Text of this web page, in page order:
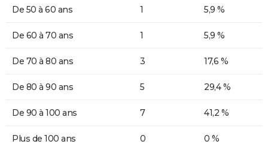
De 50 à 60 ans 1 5,9 %
De 60 à 70 ans 1 5,9 %
De 70 à 80 ans 3 17,6 %
De 80 à 90 ans 5 29,4 %
De 90 à 100 ans 7 41,2 %
Plus de 100 ans 0 0 %